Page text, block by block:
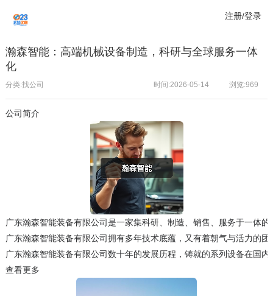
注册/登录
瀚森智能：高端机械设备制造，科研与全球服务一体
化
分类:找公司 浏览:969
时间:2026-05-14
公司简介
广东瀚森智能装备有限公司是一家集科研、制造、销售、服务于一体
广东瀚森智能装备有限公司拥有多年技术底蕴，又有着朝气与活力的
广东瀚森智能装备有限公司数十年的发展历程，铸就的系列设备在国
查看更多